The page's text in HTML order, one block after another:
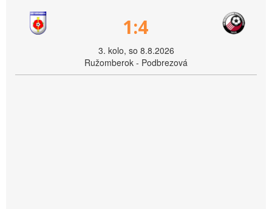
1:4
3. kolo, so 8.8.2026
Ružomberok - Podbrezová